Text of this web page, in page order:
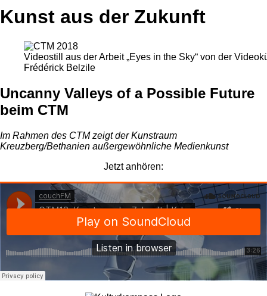
Kunst aus der Zukunft
Videostill aus der Arbeit „Eyes in the Sky“ von der
Frédérick Belzile
Uncanny Valleys of a Possible Future
beim CTM
Im Rahmen des CTM zeigt der Kunstraum
Kreuzberg/Bethanien außergewöhnliche Medienkunst
Jetzt anhören: